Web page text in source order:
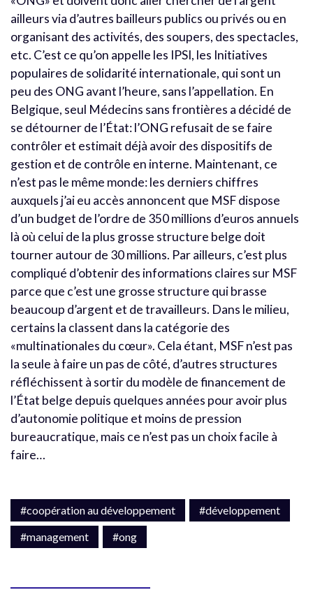
ailleurs via d’autres bailleurs publics ou privés ou en
organisant des activités, des soupers, des spectacles,
etc. C’est ce qu’on appelle les IPSI, les Initiatives
populaires de solidarité internationale, qui sont un
peu des ONG avant l’heure, sans l’appellation. En
Belgique, seul Médecins sans frontières a décidé de
se détourner de l’État: l’ONG refusait de se faire
contrôler et estimait déjà avoir des dispositifs de
gestion et de contrôle en interne. Maintenant, ce
n’est pas le même monde: les derniers chiffres
auxquels j’ai eu accès annoncent que MSF dispose
d’un budget de l’ordre de 350 millions d’euros annuels
là où celui de la plus grosse structure belge doit
tourner autour de 30 millions. Par ailleurs, c’est plus
compliqué d’obtenir des informations claires sur MSF
parce que c’est une grosse structure qui brasse
beaucoup d’argent et de travailleurs. Dans le milieu,
certains la classent dans la catégorie des
«multinationales du cœur». Cela étant, MSF n’est pas
la seule à faire un pas de côté, d’autres structures
réfléchissent à sortir du modèle de financement de
l’État belge depuis quelques années pour avoir plus
d’autonomie politique et moins de pression
bureaucratique, mais ce n’est pas un choix facile à
faire…
#coopération au développement
#développement
#management
#ong